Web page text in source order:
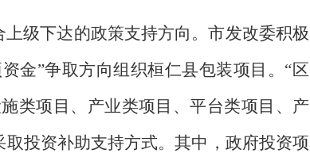
级下达的政策支持方向。市发改委积极
金”争取方向组织桓仁县包装项目。“区
类项目、产业类项目、平台类项目、产
投资补助支持方式。其中，政府投资项